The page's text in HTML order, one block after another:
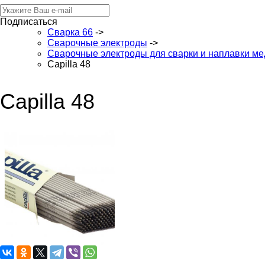
Подписаться
Сварка 66 ->
Сварочные электроды ->
Сварочные электроды для сварки и наплавки
Capilla 48
Capilla 48